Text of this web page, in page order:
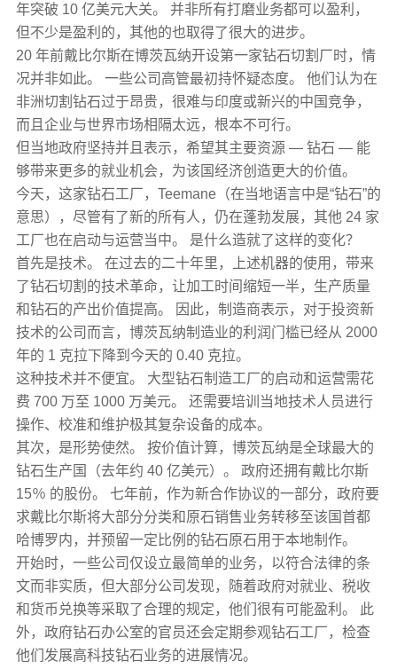
年突破 10 亿美元大关。 并非所有打磨业务都可以盈利，
但不少是盈利的，其他的也取得了很大的进步。
20 年前戴比尔​​斯在博茨瓦纳开设第一家钻石切割厂时，情
况并非如此。 一些公司高管最初持怀疑态度。 他们认为在
非洲切割钻石过于昂贵，很难与印度或新兴的中国竞争，
而且企业与世界市场相隔太远，根本不可行。
但当地政府坚持并且表示，希望其主要资源 — 钻石 — 能
够带来更多的就业机会，为该国经济创造更大的价值。
今天，这家钻石工厂，Teemane（在当地语言中是“钻石”的
意思），尽管有了新的所有人，仍在蓬勃发展，其他 24 家
工厂也在启动与运营当中。 是什么造就了这样的变化？
首先是技术。 在过去的二十年里，上述机器的使用，带来
了钻石切割的技术革命，让加工时间缩短一半，生产质量
和钻石的产出价值提高。 因此，制造商表示，对于投资新
技术的公司而言，博茨瓦纳制造业的利润门槛已经从 2000
年的 1 克拉下降到今天的 0.40 克拉。
这种技术并不便宜。 大型钻石制造工厂的启动和运营需花
费 700 万至 1000 万美元。 还需要培训当地技术人员进行
操作、校准和维护极其复杂设备的成本。
其次，是形势使然。 按价值计算，博茨瓦纳是全球最大的
钻石生产国（去年约 40 亿美元）。 政府还拥有戴比尔斯
15％ 的股份。 七年前，作为新合作协议的一部分，政府要
求戴比尔斯将大部分分类和原石销售业务转移至该国首都
哈博罗内，并预留一定比例的钻石原石用于本地制作。
开始时，一些公司仅设立最简单的业务，以符合法律的条
文而非实质，但大部分公司发现，随着政府对就业、税收
和货币兑换等采取了合理的规定，他们很有可能盈利。 此
外，政府钻石办公室的官员还会定期参观钻石工厂，检查
他们发展高科技钻石业务的进展情况。